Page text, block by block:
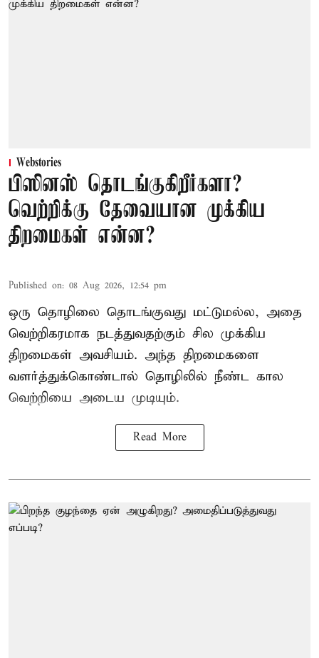
Webstories
பிஸினஸ் தொடங்குகிறீர்களா?
வெற்றிக்கு தேவையான முக்கிய
திறமைகள் என்ன?
Published on: 08 Aug 2026, 12:54 pm
ஒரு தொழிலை தொடங்குவது மட்டுமல்ல, அதை
வெற்றிகரமாக நடத்துவதற்கும் சில முக்கிய
திறமைகள் அவசியம். அந்த திறமைகளை
வளர்த்துக்கொண்டால் தொழிலில் நீண்ட கால
வெற்றியை அடைய முடியும்.
Read More